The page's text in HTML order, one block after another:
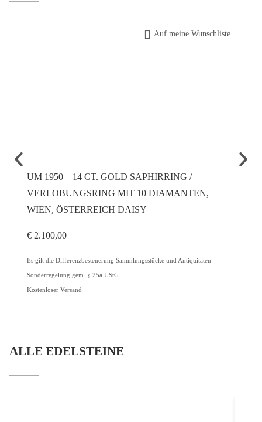
Auf meine Wunschliste
UM 1950 – 14 CT. GOLD SAPHIRRING /
VERLOBUNGSRING MIT 10 DIAMANTEN,
WIEN, ÖSTERREICH DAISY
€ 2.100,00
Es gilt die Differenzbesteuerung Sammlungsstücke und Antiquitäten
Sonderregelung gem. § 25a UStG
Kostenloser Versand
ALLE EDELSTEINE